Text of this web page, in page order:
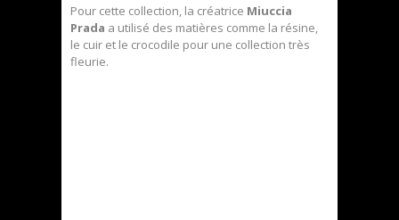
Pour cette collection, la créatrice Miuccia
Prada a utilisé des matières comme la résine,
le cuir et le crocodile pour une collection très
fleurie.